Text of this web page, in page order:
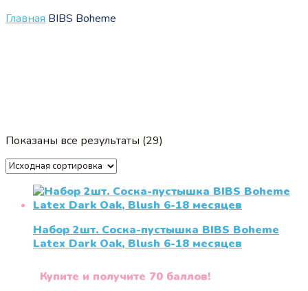
Главная BIBS Boheme
Показаны все результаты (29)
Набор 2шт. Соска-пустышка BIBS Boheme
Latex Dark Oak, Blush 6-18 месяцев
Купите и получите 70 баллов!